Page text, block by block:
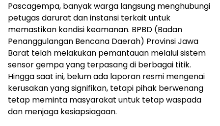
Pascagempa, banyak warga langsung menghubungi
petugas darurat dan instansi terkait untuk
memastikan kondisi keamanan. BPBD (Badan
Penanggulangan Bencana Daerah) Provinsi Jawa
Barat telah melakukan pemantauan melalui sistem
sensor gempa yang terpasang di berbagai titik.
Hingga saat ini, belum ada laporan resmi mengenai
kerusakan yang signifikan, tetapi pihak berwenang
tetap meminta masyarakat untuk tetap waspada
dan menjaga kesiapsiagaan.